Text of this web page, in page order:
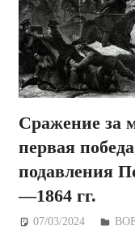
Сражение за
первая
подавления
—1864 гг.
07/03/2024